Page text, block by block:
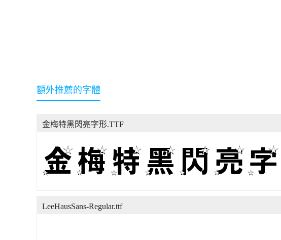
額外推薦的字體
金梅特黑閃亮字形.TTF
LeeHausSans-Regular.ttf